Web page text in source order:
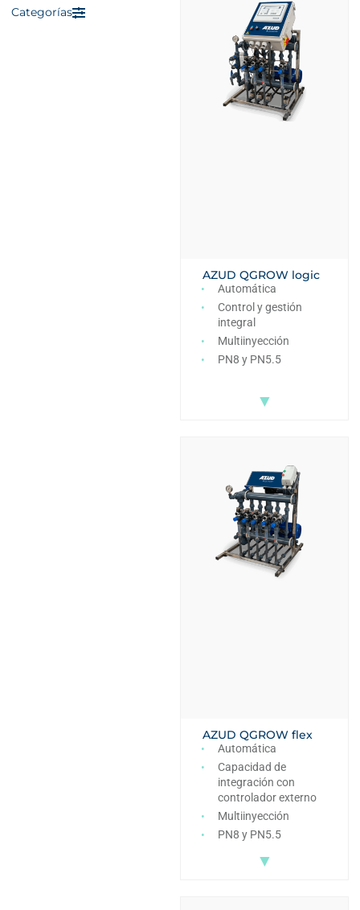
Categorías
AZUD QGROW logic
Automática
Control y gestión
integral
Multiinyección
PN8 y PN5.5
▼
AZUD QGROW flex
Automática
Capacidad de
integración con
controlador externo
Multiinyección
PN8 y PN5.5
▼